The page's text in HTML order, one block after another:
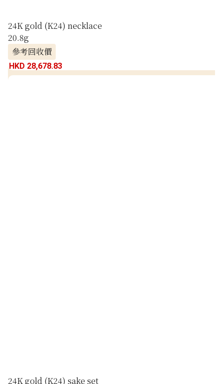
24K gold (K24) necklace
20.8g
參考回收價
HKD 28,678.83
24K gold (K24) sake set